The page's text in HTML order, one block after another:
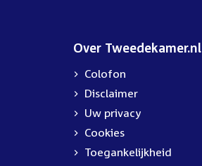
Over Tweedekamer.nl
Colofon
Disclaimer
Uw privacy
Cookies
Toegankelijkheid